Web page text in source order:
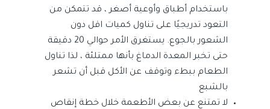
باستخدام أطباق وأوعية أصغر ، قد تتمكن من
التعود تدريجيًا على تناول كميات اقل دون
الشعور بالجوع. يستغرق الأمر حوالي 20 دقيقة
حتى تخبر المعدة الدماغ بأنها ممتلئة ، لذا تناول
الطعام ببطء وتوقف عن الأكل قبل أن تشعر
بالشبع
لا تمتنع عن بعض الأطعمة خلال خطة إنقاص